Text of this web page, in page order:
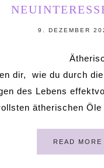
9. DEZEMBER
dir, wie du durch
des Lebens
ätherischen
READ MORE